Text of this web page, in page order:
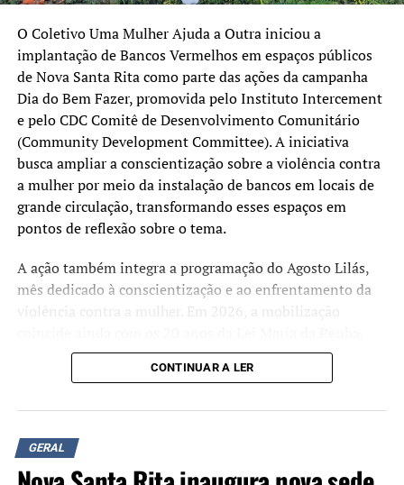
O Coletivo Uma Mulher Ajuda a Outra iniciou a
implantação de Bancos Vermelhos em espaços públicos
de Nova Santa Rita como parte das ações da campanha
Dia do Bem Fazer, promovida pelo Instituto Intercement
e pelo CDC Comitê de Desenvolvimento Comunitário
(Community Development Committee). A iniciativa
busca ampliar a conscientização sobre a violência contra
a mulher por meio da instalação de bancos em locais de
grande circulação, transformando esses espaços em
pontos de reflexão sobre o tema.
A ação também integra a programação do Agosto Lilás,
mês dedicado à conscientização e ao enfrentamento da
violência contra a mulher. Em 2026, a mobilização
marco da legislação brasileira de proteção às mulheres
em situação de violência.
Além da instalação dos bancos, estão sendo realizadas
oficinas de pintura e rodas de conversa para discutir a
prevenção da violência de gênero e divulgar informações
sobre a rede de proteção às vítimas.
CONTINUAR A LER
GERAL